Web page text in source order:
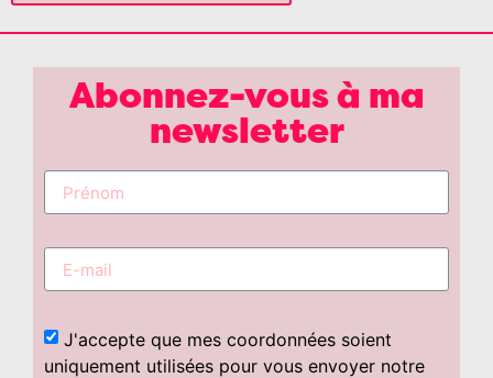
Abonnez-vous à ma
newsletter
J'accepte que mes coordonnées soient
uniquement utilisées pour vous envoyer notre